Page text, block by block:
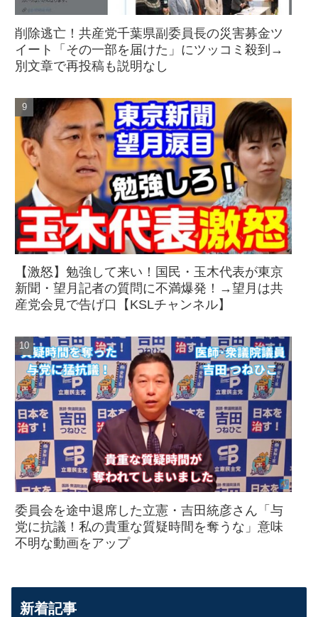
削除逃亡！共産党千葉県副委員長の災害募金ツ
イート「その一部を届けた」にツッコミ殺到→
別文章で再投稿も説明なし
【激怒】勉強して来い！国民・玉木代表が東京
新聞・望月記者の質問に不満爆発！→望月は共
産党会見で告げ口【KSLチャンネル】
委員会を途中退席した立憲・吉田統彦さん「与
党に抗議！私の貴重な質疑時間を奪うな」意味
不明な動画をアップ
新着記事